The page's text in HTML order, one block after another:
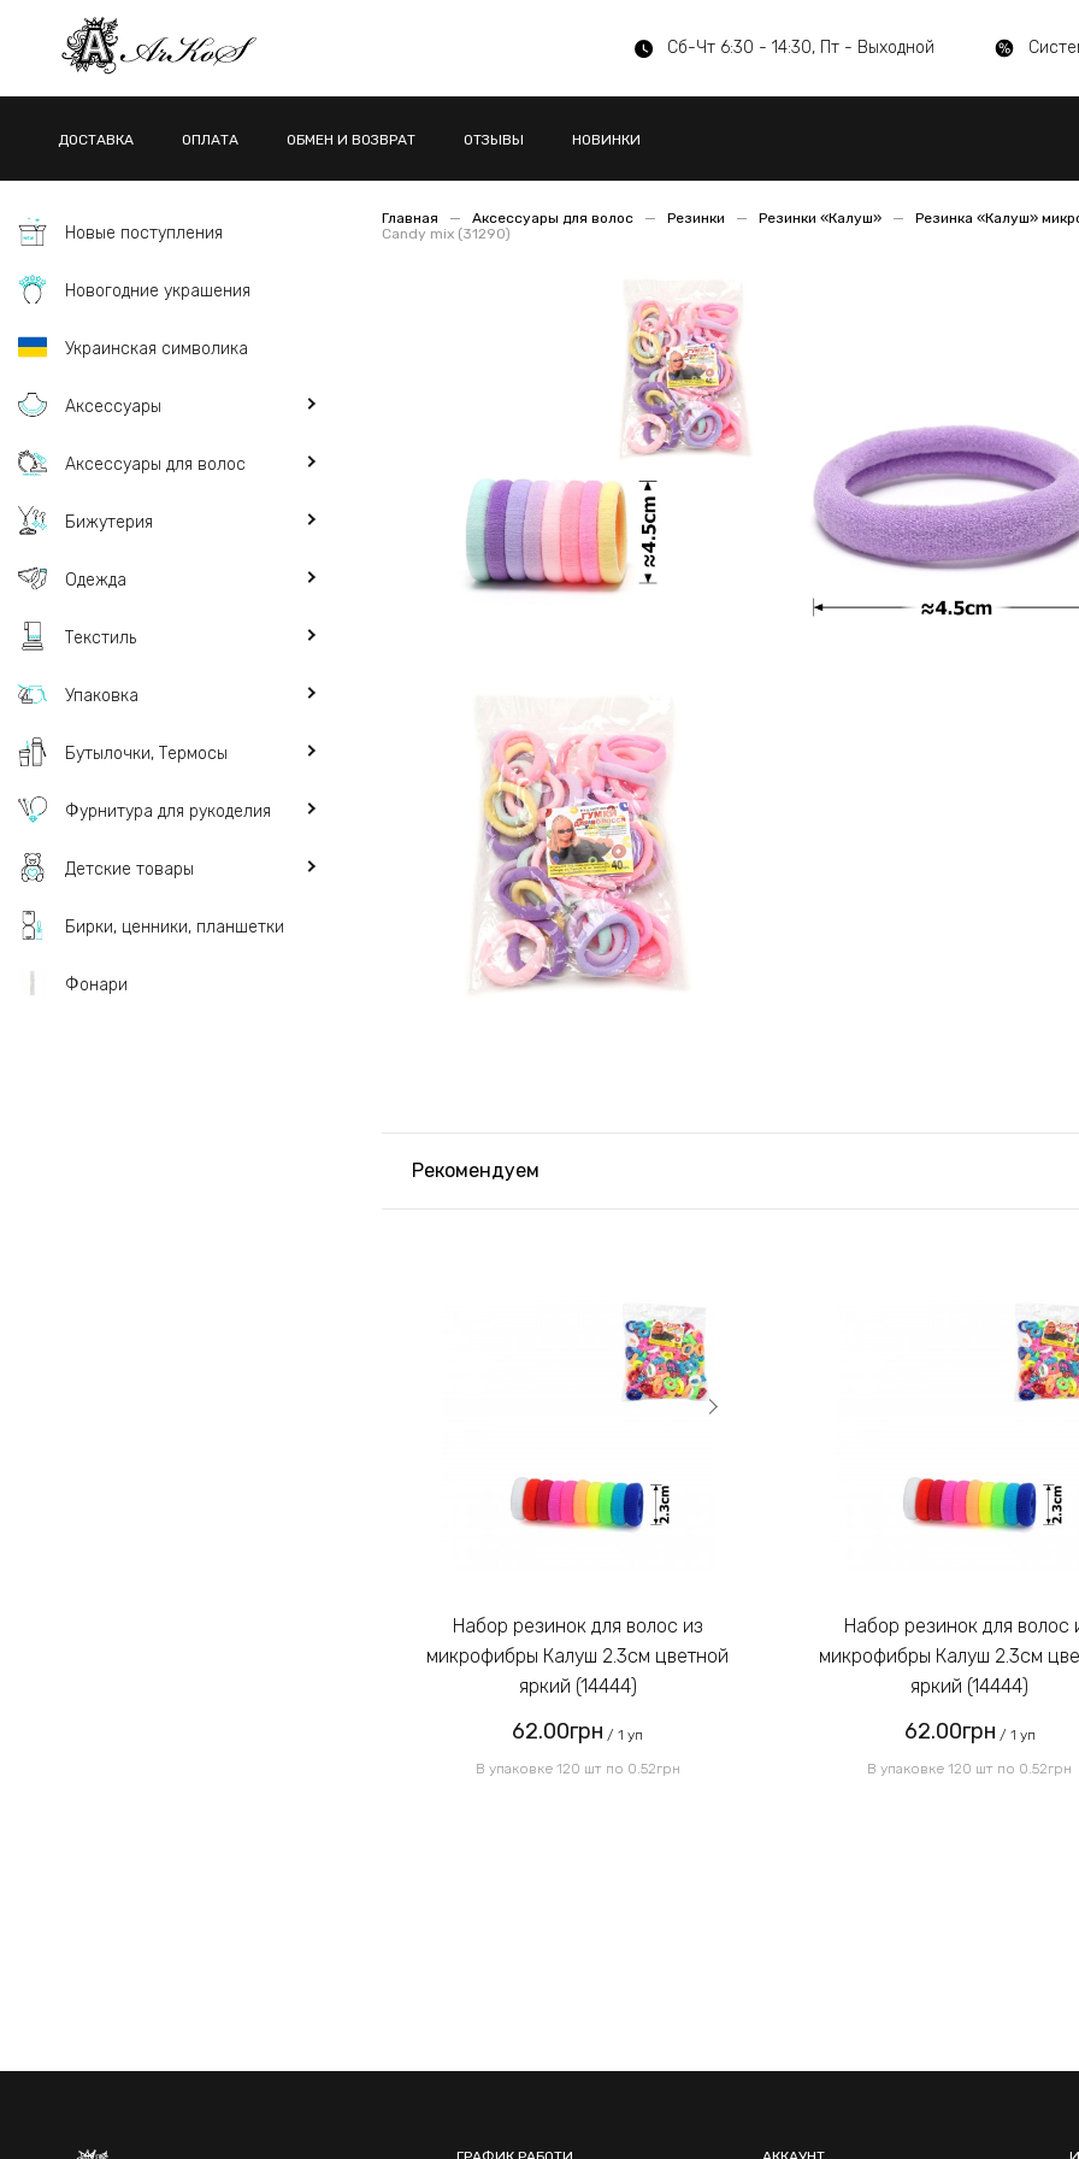
Сб-Чт 6:30 - 14:30, Пт - Выходной
ДОСТАВКА ОПЛАТА ОБМЕН И ВОЗВРАТ ОТЗЫВЫ НОВИНКИ
Новые поступления
Новогодние украшения
Украинская символика
Аксессуары
Аксессуары для волос
Бижутерия
Одежда
Текстиль
Упаковка
Бутылочки, Термосы
Фурнитура для рукоделия
Детские товары
Бирки, ценники, планшетки
Фонари
Главная Аксессуары для волос Резинки Резинки «Калуш» Резинка «Калуш»
Candy mix (31290)
Рекомендуем
Набор резинок для волос из
микрофибры Калуш 2.3см цветной
яркий (14444)
62.00грн / 1 уп
В упаковке 120 шт по 0.52грн
Набор резинок для волос из
микрофибры Калуш 2.3см
яркий (14444)
62.00грн / 1 уп
В упаковке 120 шт по 0.52грн